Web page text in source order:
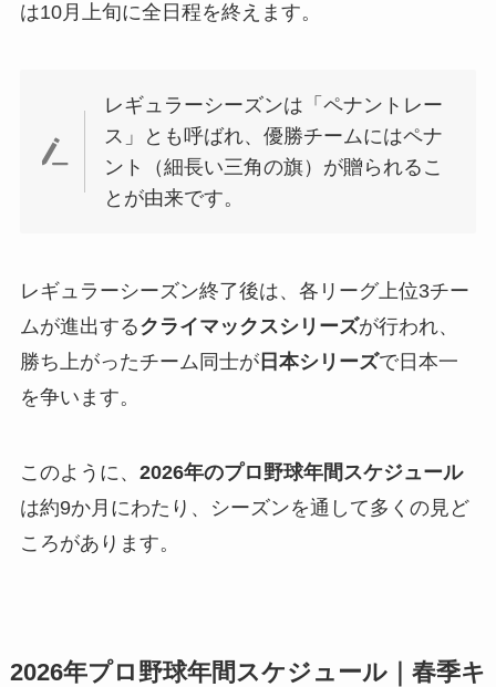
は10月上旬に全日程を終えます。
レギュラーシーズンは「ペナントレー
ス」とも呼ばれ、優勝チームにはペナ
ント（細長い三角の旗）が贈られるこ
とが由来です。
レギュラーシーズン終了後は、各リーグ上位3チー
ムが進出するクライマックスシリーズが行われ、
勝ち上がったチーム同士が日本シリーズで日本一
を争います。
このように、 2026年のプロ野球年間スケジュール
は約9か月にわたり、シーズンを通して多くの見ど
ころがあります。
2026年プロ野球年間スケジュール｜春季キ